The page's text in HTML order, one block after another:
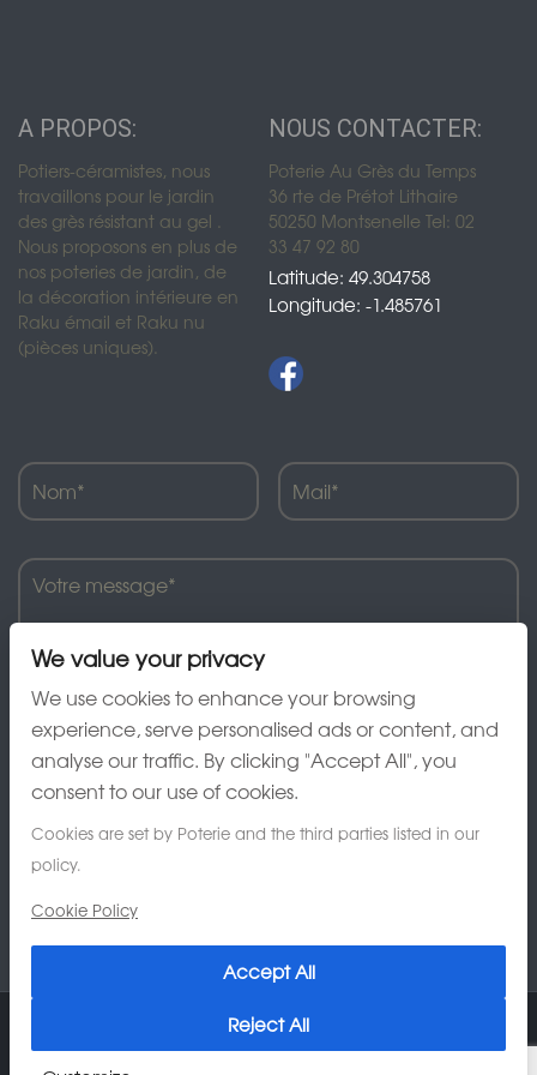
A PROPOS:
Potiers-céramistes, nous
travaillons pour le jardin
des grès résistant au gel .
Nous proposons en plus de
nos poteries de jardin, de
la décoration intérieure en
Raku émail et Raku nu
(pièces uniques).
NOUS CONTACTER:
Poterie Au Grès du Temps
36 rte de Prétot Lithaire
50250 Montsenelle Tel: 02
33 47 92 80
Latitude: 49.304758
Longitude: -1.485761
J'ai lu et accepte la charte de confidentialité
© 2026 Poterie Au Grès du Temps
We value your privacy
We use cookies to enhance your browsing
experience, serve personalised ads or content, and
analyse our traffic. By clicking "Accept All", you
consent to our use of cookies.
Cookies are set by Poterie and the third parties listed in our
policy.
Cookie Policy
Accept All
Reject All